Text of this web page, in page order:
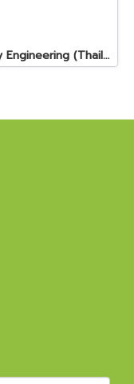
Primary Engineering (Thailand) Ltd.